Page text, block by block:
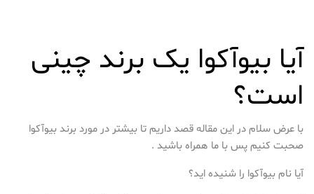
آیا بیوآکوا یک برند چینی
است؟
با عرض سلام در این مقاله قصد داریم تا بیشتر در مورد برند بیوآکوا
صحبت کنیم پس با ما همراه باشید .
آیا نام بیوآکوا را شنیده اید؟